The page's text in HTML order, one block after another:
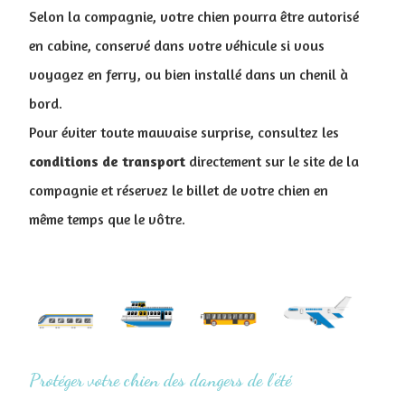
Selon la compagnie, votre chien pourra être autorisé
en cabine, conservé dans votre véhicule si vous
voyagez en ferry, ou bien installé dans un chenil à
bord.
Pour éviter toute mauvaise surprise, consultez les
conditions de transport directement sur le site de la
compagnie et réservez le billet de votre chien en
même temps que le vôtre.
Protéger votre chien des dangers de l'été